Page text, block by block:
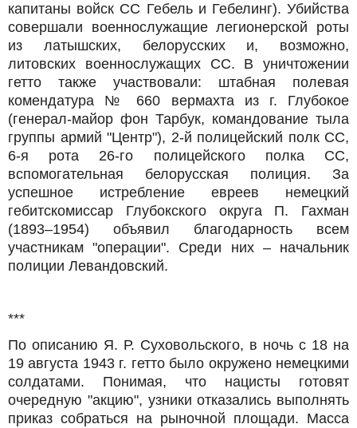
капитаны войск СС Гебель и Гебелинг). Убийства
совершали военнослужащие легионерской роты
из латышских, белорусских и, возможно,
литовских военнослужащих СС. В уничтожении
гетто также участвовали: штабная полевая
комендатура № 660 вермахта из г. Глубокое
(генерал-майор фон Тарбук, командование тыла
группы армий "Центр"), 2-й полицейский полк СС,
6-я рота 26-го полицейского полка СС,
вспомогательная белорусская полиция. За
успешное истребление евреев немецкий
гебитскомиссар Глубокского округа П. Гахман
(1893–1954) объявил благодарность всем
участникам "операции". Среди них – начальник
полиции Левандовский.
***
По описанию Я. Р. Суховольского, в ночь с 18 на
19 августа 1943 г. гетто было окружено немецкими
солдатами. Понимая, что нацисты готовят
очередную "акцию", узники отказались выполнять
приказ собраться на рыночной площади. Масса